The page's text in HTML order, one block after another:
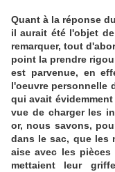
Quant à la réponse
il aurait été l'objet
remarquer, tout
point la prendre
est parvenue, en
l'oeuvre personnelle
qui avait
vue de charger les
or, nous savons,
dans le sac, que les
aise avec les
mettaient leur